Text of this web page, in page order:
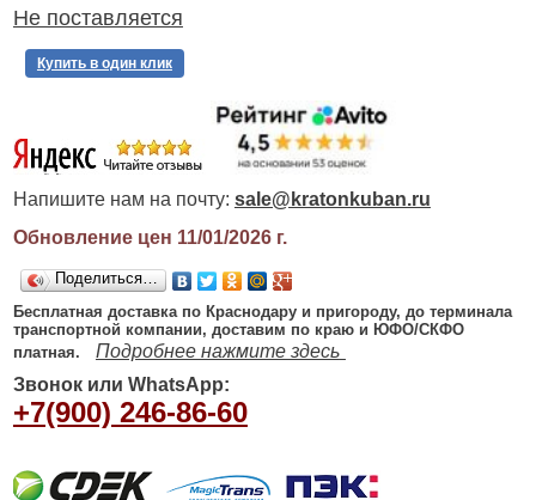
Не поставляется
Купить в один клик
Напишите нам на почту: sale@kratonkuban.ru
Обновление цен 11/01/2026г.
Поделиться…
Бесплатная доставка по Краснодару и пригороду, до терминала
транспортной компании, доставим по краю и ЮФО/СКФО
платная.
Подробнее нажмите здесь
Звонок или WhatsApp:
+7(900) 246-86-60